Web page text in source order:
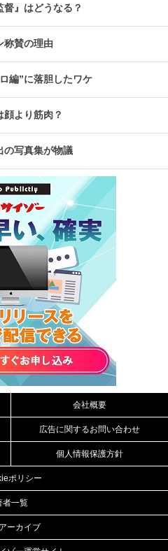
』はどうなる？
称賛の理由
編”に落胆したワケ
顔より筋肉？
の写真集が物議
会社概要
広告に関するお問い合わせ
個人情報保護方針
ポリシー
者一覧
ーカイブ